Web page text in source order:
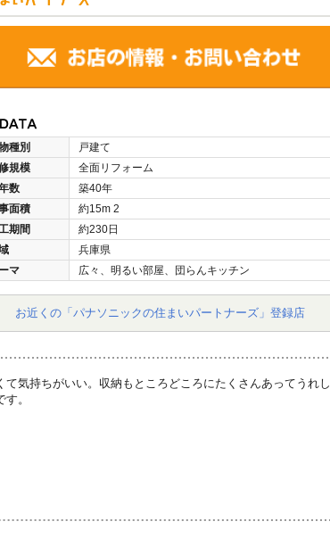
種別
戸建て
規模
全面リフォーム
数
築40年
面積
約15m 2
期間
約230日
兵庫県
マ
広々、明るい部屋、団らんキッチン
お近くの「パナソニックの住まいパートナーズ」登録店
気持ちがいい。収納もところどころにたくさんあってうれし
。